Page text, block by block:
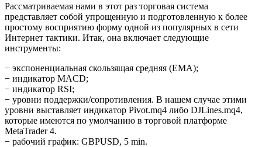
Рассматриваемая нами в этот раз торговая система
представляет собой упрощенную и подготовленную к более
простому восприятию форму одной из популярных в сети
Интернет тактики. Итак, она включает следующие
инструменты:
− экспоненциальная скользящая средняя (ЕМА);
− индикатор MACD;
− индикатор RSI;
− уровни поддержки/сопротивления. В нашем случае этими
уровни выставляет индикатор Pivot.mq4 либо DJLines.mq4,
которые имеются по умолчанию в торговой платформе
MetaTrader 4.
− рабочий график: GBPUSD, 5 min.